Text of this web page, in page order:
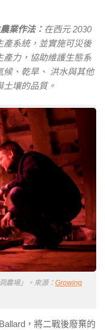
業作法： 在西元 2030
產系統，並實施可災後
產力，協助維護生態系
候、乾旱、 洪水與其他
土壤的品質。
農場」。來源： Growing
，將二戰後廢棄的